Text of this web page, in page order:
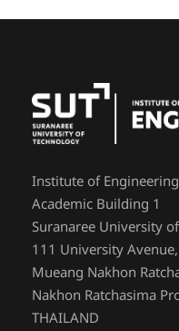
Institute of Engineering
Academic Building 1
Suranaree University
111 University
Mueang Nakhon
Nakhon Ratchasima
THAILAND